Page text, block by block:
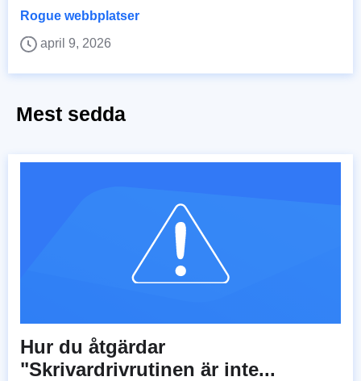
Rogue webbplatser
april 9, 2026
Mest sedda
Hur du åtgärdar
"Skrivardrivrutinen är inte...